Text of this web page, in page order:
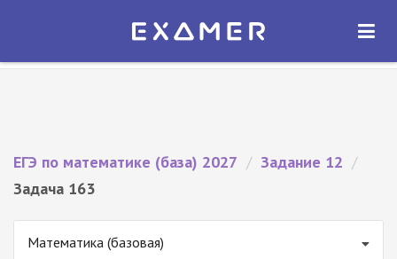
Экзамер — ЕГЭ 2027
ОТКРЫТЬ
ЕГЭ по математике (база) 2027 / Задание 12 /
Задача 163
Математика (базовая)